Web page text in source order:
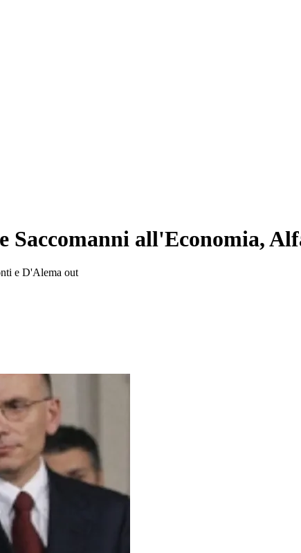
Saccomanni all'Economia,
e D'Alema out